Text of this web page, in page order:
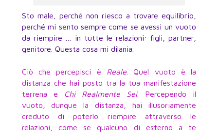
Sto male, perché non riesco a trovare equilibrio,
perché mi sento sempre come se avessi un vuoto
da riempire … in tutte le relazioni: figli, partner,
genitore. Questa cosa mi dilania.
Ciò che percepisci è Reale . Quel vuoto è la
distanza che hai posto tra la tua manifestazione
terrena e
Chi Realmente Sei. Percependo il
vuoto, dunque la distanza, hai illusoriamente
creduto di poterlo riempire attraverso le
relazioni, come se qualcuno di esterno a te